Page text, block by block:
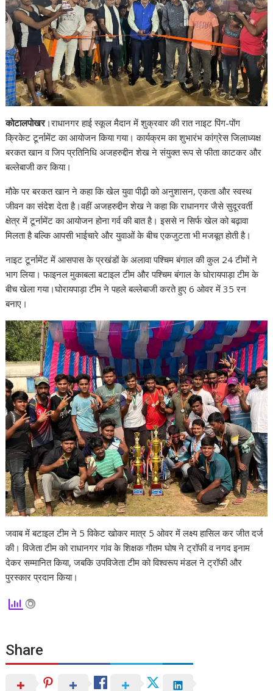
कोटालपोखर।राधानगर हाई स्कूल मैदान में शुक्रवार की रात नाइट पिंग-पोंग
क्रिकेट टूर्नामेंट का आयोजन किया गया। कार्यक्रम का शुभारंभ कांग्रेस जिलाध्यक्ष
बरकत खान व जिप प्रतिनिधि अजहरुद्दीन शेख ने संयुक्त रूप से फीता काटकर और
बल्लेबाजी कर किया।
मौके पर बरकत खान ने कहा कि खेल युवा पीढ़ी को अनुशासन, एकता और स्वस्थ
जीवन का संदेश देता है।वहीं अजहरुद्दीन शेख ने कहा कि राधानगर जैसे सुदूरवर्ती
क्षेत्र में टूर्नामेंट का आयोजन होना गर्व की बात है। इससे न सिर्फ खेल को बढ़ावा
मिलता है बल्कि आपसी भाईचारे और युवाओं के बीच एकजुटता भी मजबूत होती है।
नाइट टूर्नामेंट में आसपास के प्रखंडों के अलावा पश्चिम बंगाल की कुल 24 टीमों ने
भाग लिया। फाइनल मुकाबला बटाइल टीम और पश्चिम बंगाल के घोरायपाड़ा टीम के
बीच खेला गया।घोरायपाड़ा टीम ने पहले बल्लेबाजी करते हुए 6 ओवर में 35 रन
बनाए।
जवाब में बटाइल टीम ने 5 विकेट खोकर मात्र 5 ओवर में लक्ष्य हासिल कर जीत दर्ज
की। विजेता टीम को राधानगर गांव के शिक्षक गौतम घोष ने ट्रॉफी व नगद इनाम
देकर सम्मानित किया, जबकि उपविजेता टीम को विश्वरूप मंडल ने ट्रॉफी और
पुरस्कार प्रदान किया।
Share